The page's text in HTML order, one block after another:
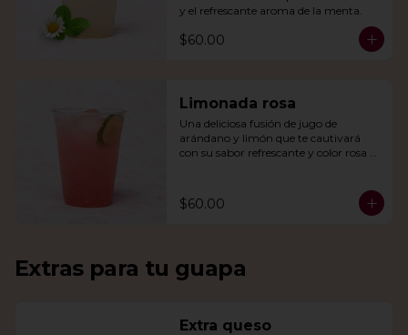
y el refrescante aroma de la menta.
$60.00
Limonada rosa
Una deliciosa fusión de jugo de
arándano y limón que te cautivará
con su sabor refrescante y color rosa
$60.00
Extras para tu guapa
Extra queso